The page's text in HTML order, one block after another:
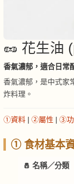
🥜 花生油
香氣濃郁，適合日常
香氣濃郁，是中式家
炸料理。
①資料 | ②屬性 | ③功
① 食材基本
🧂 名稱／分類